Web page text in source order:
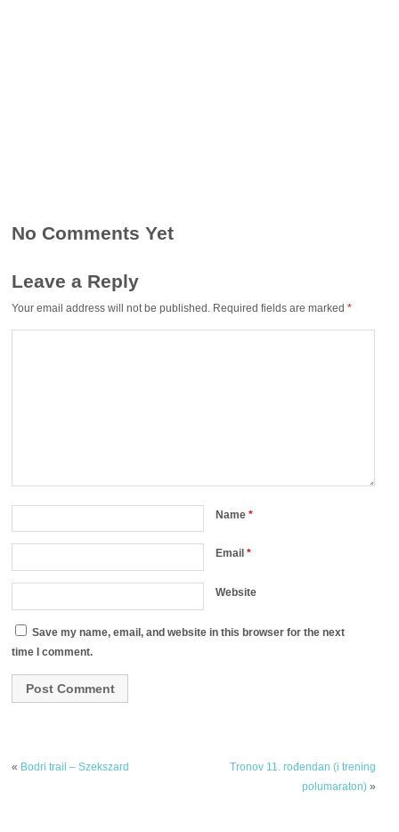
No Comments Yet
Leave a Reply
Your email address will not be published. Required fields are marked*
Name*
Email*
Website
Save my name, email, and website in this browser for the next
time I comment.
« Bodri trail – Szekszard
Tronov 11. rođendan (i trening
polumaraton)»